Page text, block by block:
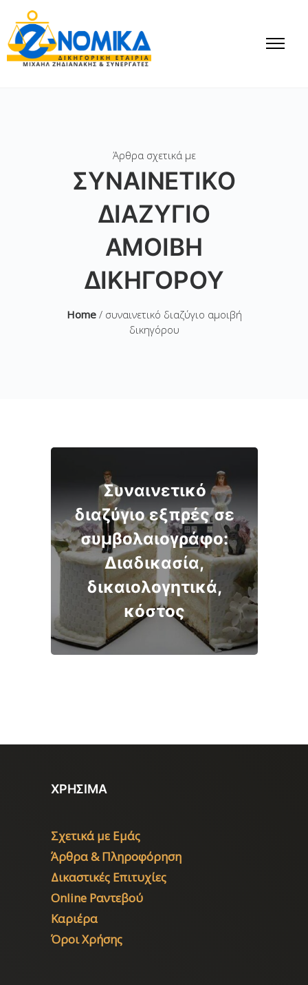
Άρθρα σχετικά με
ΣΥΝΑΙΝΕΤΙΚΌ
ΔΙΑΖΎΓΙΟ
ΑΜΟΙΒΉ
ΔΙΚΗΓΌΡΟΥ
Home/ συναινετικό διαζύγιο αμοιβή
δικηγόρου
Συναινετικό
διαζύγιο εξπρές σε
συμβολαιογράφο:
Διαδικασία,
δικαιολογητικά,
κόστος
ΧΡΗΣΙΜΑ
Σχετικά με Εμάς
Άρθρα & Πληροφόρηση
Δικαστικές Επιτυχίες
Online Ραντεβού
Καριέρα
Όροι Χρήσης